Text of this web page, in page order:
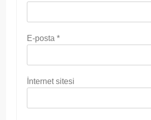
E-posta *
İnternet sitesi